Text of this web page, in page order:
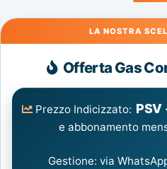
Gas
Offerta Gas
Prezzo Indicizzato: PSV
e abbonamento
Gestione: via